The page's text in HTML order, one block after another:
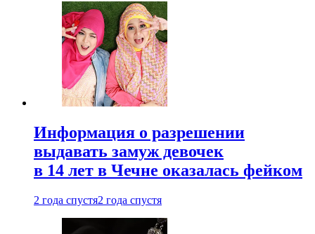
Информация о разрешении
выдавать замуж девочек
в 14 лет в Чечне оказалась фейком
2 года спустя2 года спустя